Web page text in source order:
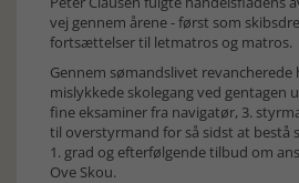
vej gennem årene - først som
fortsættelser til letmatros og matros.
Gennem sømandslivet revancherede
mislykkede skolegang ved gentagen
fine eksaminer fra navigatør, 3.
til overstyrmand for så sidst at bestå
1. grad og efterfølgende tilbud om
Ove Skou.